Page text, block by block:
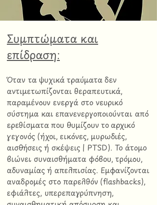
Συμπτώματα και
επίδραση:
Όταν τα ψυχικά τραύματα δεν
αντιμετωπίζονται θεραπευτικά,
παραμένουν ενεργά στο νευρικό
σύστημα και επανενεργοποιούνται από
ερεθίσματα που θυμίζουν το αρχικό
γεγονός (ήχοι, εικόνες, μυρωδιές,
αισθήσεις ή σκέψεις | PTSD). Το άτομο
βιώνει συναισθήματα φόβου, τρόμου,
αδυναμίας ή απελπισίας. Εμφανίζονται
αναδρομές στο παρελθόν (flashbacks),
εφιάλτες, υπερεπαγρύπνηση,